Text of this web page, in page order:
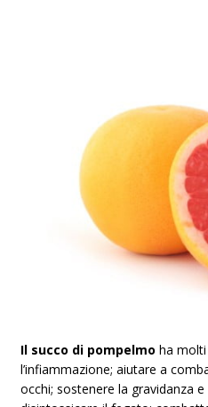
Il succo di pompelmo ha molti
l’infiammazione; aiutare a
occhi; sostenere la gravidanza